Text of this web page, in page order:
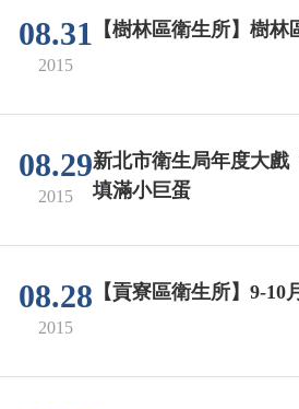
08.31
2015
【樹林區衛生所】樹
08.29
2015
新北市衛生局年度大
填滿小巨蛋
08.28
2015
【貢寮區衛生所】9-10